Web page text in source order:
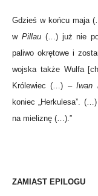
Gdzieś w końcu maja
w Pillau (…) już nie
paliwo okrętowe i
wojska także Wulfa
Królewiec (…) –Iwan
koniec „Herkulesa”.
na mieliznę (…).”
ZAMIAST EPILOGU